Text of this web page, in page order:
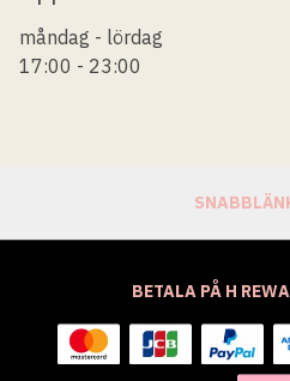
måndag - lördag
17:00 - 23:00
BETALA PÅ H